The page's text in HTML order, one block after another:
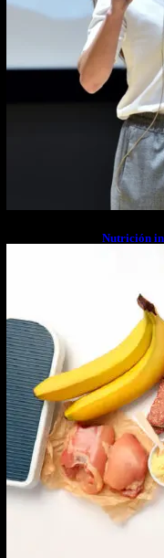
Nutrición